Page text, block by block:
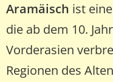
Aramäisch ist eine
die ab dem 10.
Vorderasien
Regionen des